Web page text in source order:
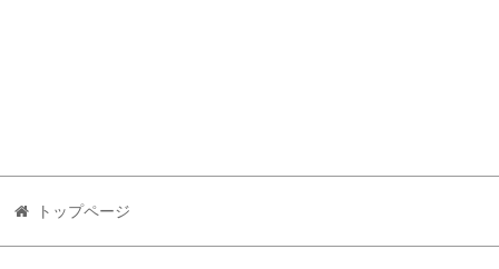
トップページ